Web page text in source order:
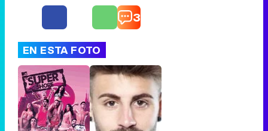
3
EN ESTA FOTO